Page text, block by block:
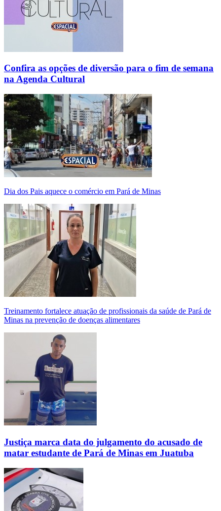
Confira as opções de diversão para o fim de semana
na Agenda Cultural
Dia dos Pais aquece o comércio em Pará de Minas
Treinamento fortalece atuação de profissionais da saúde de Pará de
Minas na prevenção de doenças alimentares
Justiça marca data do julgamento do acusado de
matar estudante de Pará de Minas em Juatuba